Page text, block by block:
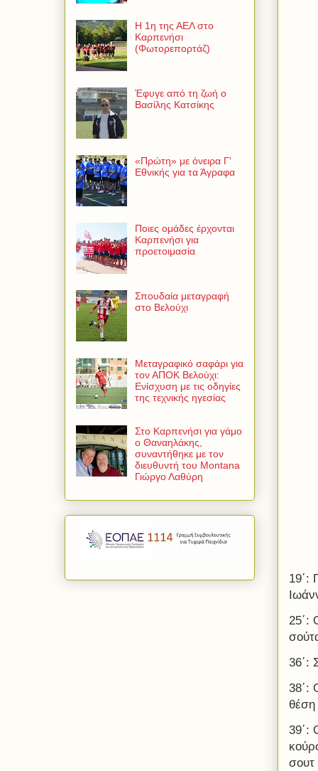
19΄:
25΄:
36΄:
38΄:
39΄:
σουτ
Η 1η της ΑΕΛ στο
Καρπενήσι
(Φωτορεπορτάζ)
Έφυγε από τη ζωή ο
Βασίλης Κατσίκης
«Πρώτη» με όνειρα Γ'
Εθνικής για τα Άγραφα
Ποιες ομάδες έρχονται
Καρπενήσι για
προετοιμασία
Σπουδαία μεταγραφή
στο Βελούχι
Μεταγραφικό σαφάρι για
τον ΑΠΟΚ Βελούχι:
Ενίσχυση με τις οδηγίες
της τεχνικής ηγεσίας
Στο Καρπενήσι για γάμο
ο Θαναηλάκης,
συναντήθηκε με τον
διευθυντή του Montana
Γιώργο Λαθύρη